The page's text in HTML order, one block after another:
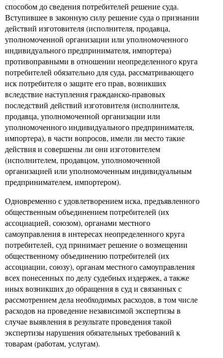
способом до сведения потребителей решение суда.
Вступившее в законную силу решение суда о признании
действий изготовителя (исполнителя, продавца,
уполномоченной организации или уполномоченного
индивидуального предпринимателя, импортера)
противоправными в отношении неопределенного круга
потребителей обязательно для суда, рассматривающего
иск потребителя о защите его прав, возникших
вследствие наступления гражданско-правовых
последствий действий изготовителя (исполнителя,
продавца, уполномоченной организации или
уполномоченного индивидуального предпринимателя,
импортера), в части вопросов, имели ли место такие
действия и совершены ли они изготовителем
(исполнителем, продавцом, уполномоченной
организацией или уполномоченным индивидуальным
предпринимателем, импортером).
Одновременно с удовлетворением иска, предъявленного
общественным объединением потребителей (их
ассоциацией, союзом), органами местного
самоуправления в интересах неопределенного круга
потребителей, суд принимает решение о возмещении
общественному объединению потребителей (их
ассоциации, союзу), органам местного самоуправления
всех понесенных по делу судебных издержек, а также
иных возникших до обращения в суд и связанных с
рассмотрением дела необходимых расходов, в том числе
расходов на проведение независимой экспертизы в
случае выявления в результате проведения такой
экспертизы нарушения обязательных требований к
товарам (работам, услугам).